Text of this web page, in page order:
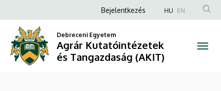
Vilmos-
díj
a
tartalomra
Anonim
fiók
menüje
Bejelentkezés HU EN
Debreceni Egyetem
Agrár Kutatóintézetek
és Tangazdaság (AKIT)